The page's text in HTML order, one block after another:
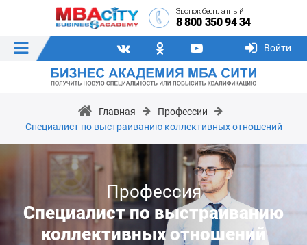
Звонок бесплатный
8 800 350 94 34
Войти
Главная
Профессии
Специалист по выстраиванию коллективных отношений
Профессия
Специалист по выстраиванию
коллективных отношений